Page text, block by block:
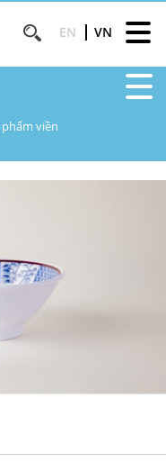
EN VN
phẩm viền